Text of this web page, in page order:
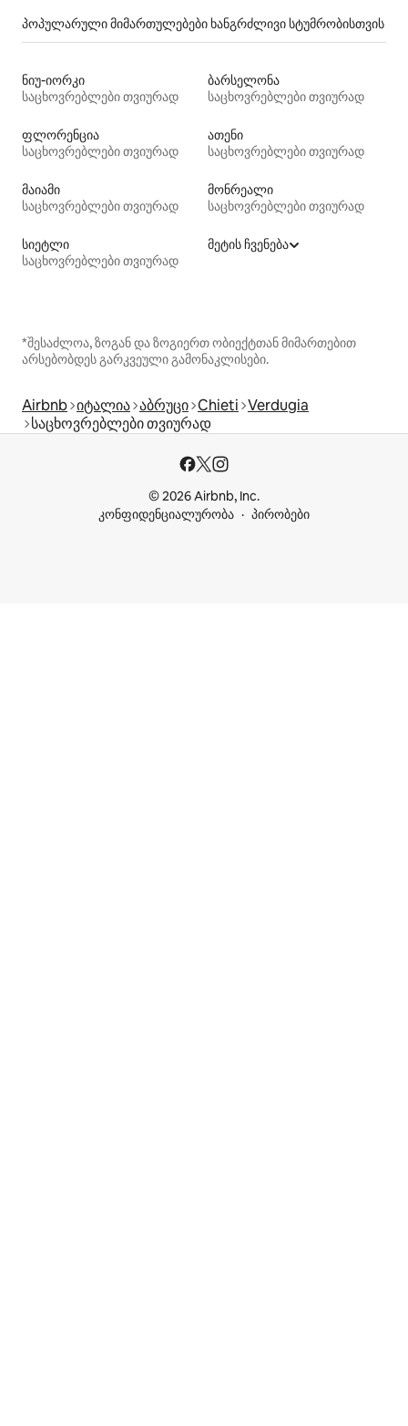
პოპულარული მიმართულებები ხანგრძლივი სტუმრობისთვის
ნიუ-იორკი
საცხოვრებლები თვიურად
ბარსელონა
საცხოვრებლები თვიურად
ფლორენცია
საცხოვრებლები თვიურად
ათენი
საცხოვრებლები თვიურად
მაიამი
საცხოვრებლები თვიურად
მონრეალი
საცხოვრებლები თვიურად
სიეტლი
საცხოვრებლები თვიურად
მეტის ჩვენება
*შესაძლოა, ზოგან და ზოგიერთ ობიექტთან მიმართებით
არსებობდეს გარკვეული გამონაკლისები.
Airbnb იტალია აბრუცი Chieti Verdugia
საცხოვრებლები თვიურად
© 2026 Airbnb, Inc.
კონფიდენციალურობა
პირობები